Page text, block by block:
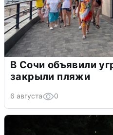
В Сочи объявили
закрыли пляжи
6 августа 0